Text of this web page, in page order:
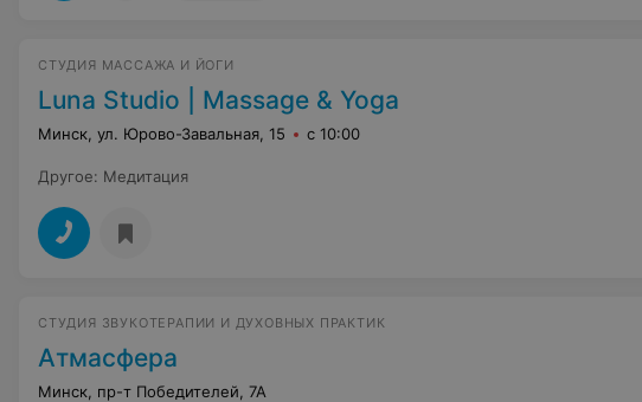
СТУДИЯ МАССАЖА И ЙОГИ
Luna Studio | Massage & Yoga
Минск, ул. Юрово-Завальная, 15 с 10:00
Другое: Медитация
СТУДИЯ ЗВУКОТЕРАПИИ И ДУХОВНЫХ ПРАКТИК
Атмасфера
Минск, пр-т Победителей, 7А